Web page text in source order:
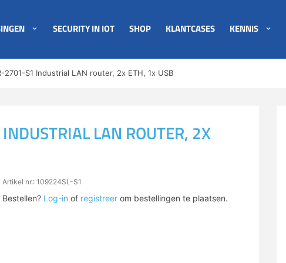
SECURITY IN IOT SHOP KLANTCASES KENNIS
2701-S1 Industrial LAN router, 2x ETH, 1x USB
LAN ROUTER, 2X
Artikel nr.: 109224SL-S1
Bestellen? Log-in of registreer om bestellingen te plaatsen.